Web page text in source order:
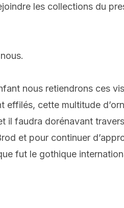
les collections du
nous retiendrons ces
effilés, cette multitude
il faudra dorénavant
et pour continuer
fut le gothique